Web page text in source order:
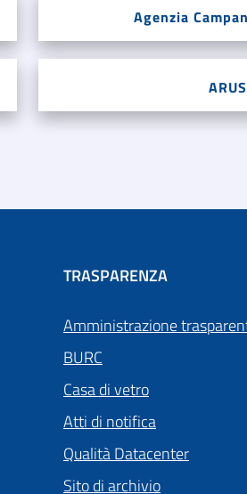
Agenzia
ARUS
TRASPARENZA
Amministrazione
BURC
Casa di vetro
Atti di notifica
Qualità Datacenter
Sito di archivio